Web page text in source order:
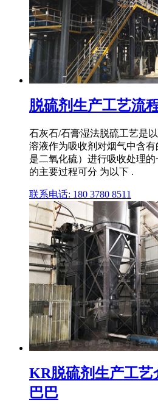
脱硫剂生产工艺流
石灰石/石膏湿法脱硫工艺是
溶液作为吸收剂对烟气中含
是二氧化硫）进行吸收处理
的主要过程可分 为以下 .
联系电话: 180 3780 8511
KR脱硫剂生产工艺
巴巴